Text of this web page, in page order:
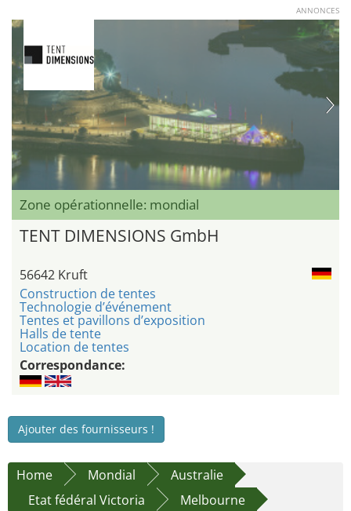
ANNONCES
Zone opérationnelle: mondial
TENT DIMENSIONS GmbH
56642 Kruft
Construction de tentes
Technologie d’événement
Tentes et pavillons d’exposition
Halls de tente
Location de tentes
Correspondance:
Ajouter des fournisseurs !
Home Mondial
Australie
Etat fédéral Victoria
Melbourne